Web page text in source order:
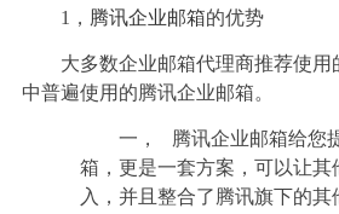
1 ， 腾讯企业邮箱的优势
大多数企业邮箱代理商推荐使用
中普遍使用的腾讯企业邮箱。
一，
腾讯企业邮箱给您
箱，更是一套方案，可以让其
入，并且整合了腾讯旗下的